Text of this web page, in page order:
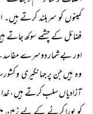
کمینوں کو سربلند کرتے
فضائل کے چشمے سوکھ جاتے
اور بے شمار دوسرے
وہ ہیں جن پر جہانگیری و
آزادیاں سلب کرتے ہیں،